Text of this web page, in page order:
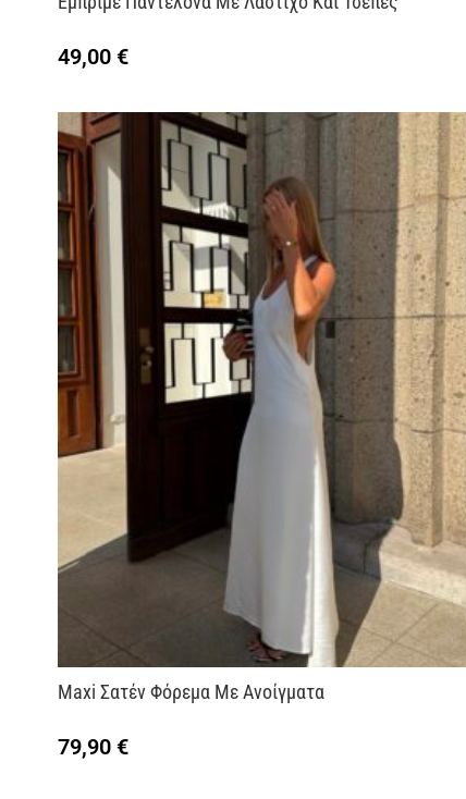
49,00 €
Maxi Σατέν Φόρεμα Με Ανοίγματα
79,90 €